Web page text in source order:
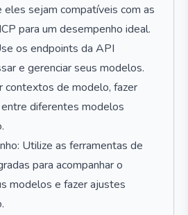
sejam compatíveis com as
para um desempenho ideal.
os endpoints da API
e gerenciar seus modelos.
contextos de modelo, fazer
diferentes modelos
Utilize as ferramentas de
para acompanhar o
modelos e fazer ajustes